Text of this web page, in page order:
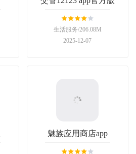
生活服务/206.08M
2025-12-07
魅族应用商店app